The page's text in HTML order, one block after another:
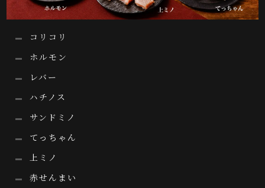
コリコリ
ホルモン
レバー
ハチノス
サンドミノ
てっちゃん
上ミノ
赤せんまい